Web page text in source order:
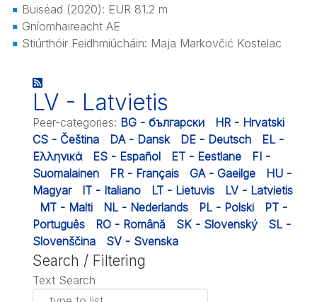
Buiséad (2020): EUR 81.2 m
Gníomhaireacht AE
Stiúrthóir Feidhmiúcháin: Maja Markovčić Kostelac
LV - Latvietis
Peer-categories: BG - български
HR - Hrvatski
CS - Čeština
DA - Dansk DE - Deutsch
EL -
Ελληνικά
ES - Español ET - Eestlane
FI -
Suomalainen
FR - Français GA - Gaeilge
HU -
Magyar
IT - Italiano LT - Lietuvis
LV - Latvietis
MT - Malti
NL - Nederlands PL - Polski
PT -
Português
RO - Română SK - Slovenský
SL -
Slovenščina
SV - Svenska
Search / Filtering
Text Search